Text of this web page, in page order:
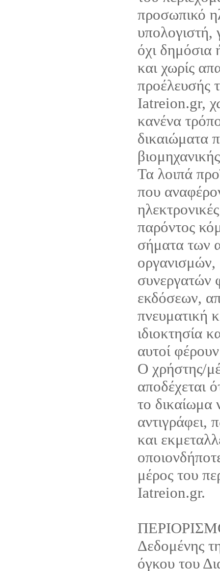
προσωπικό
υπολογιστή,
όχι δημόσια
και χωρίς
προέλευσής
Iatreion.gr,
κανένα
δικαιώματα
Τα λοιπά
που
παρόντος
σήματα των
οργανισμών,
συνεργατών
εκδόσεων,
πνευματική
ιδιοκτησία
αυτοί
Ο χρήστης/
αποδέχεται
το δικαίωμα
αντιγράφει,
και
μέρος του
Iatreion.gr.
Δεδομένης
όγκου του